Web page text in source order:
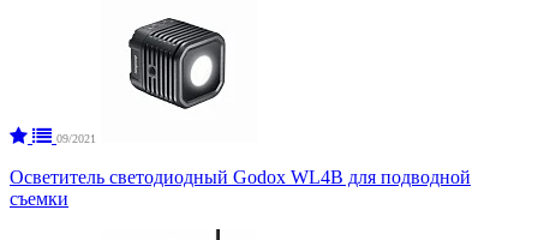
09/2021
Осветитель светодиодный Godox WL4B для подводной
съемки